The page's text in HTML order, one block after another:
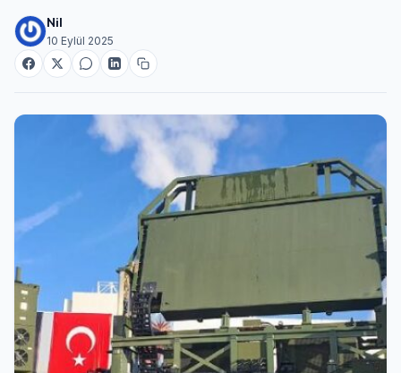
Nil
10 Eylül 2025